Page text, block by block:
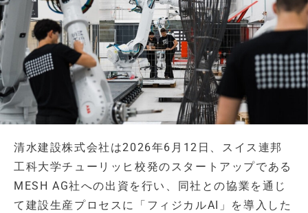
清水建設株式会社は2026年6月12日、スイス連邦
工科大学チューリッヒ校発のスタートアップである
MESH AG社への出資を行い、同社との協業を通じ
て建設生産プロセスに「フィジカルAI」を導入した